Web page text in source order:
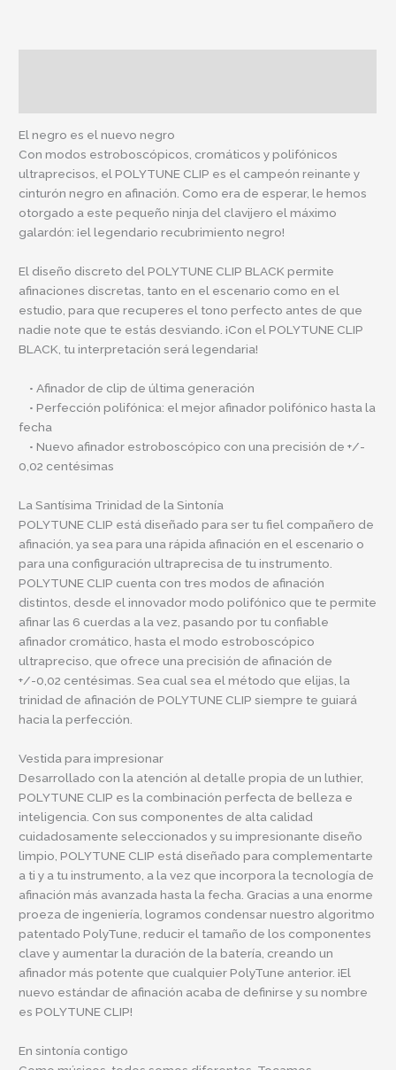
El negro es el nuevo negro
Con modos estroboscópicos, cromáticos y polifónicos
ultraprecisos, el POLYTUNE CLIP es el campeón reinante y
cinturón negro en afinación. Como era de esperar, le hemos
otorgado a este pequeño ninja del clavijero el máximo
galardón: ¡el legendario recubrimiento negro!
El diseño discreto del POLYTUNE CLIP BLACK permite
afinaciones discretas, tanto en el escenario como en el
estudio, para que recuperes el tono perfecto antes de que
nadie note que te estás desviando. ¡Con el POLYTUNE CLIP
BLACK, tu interpretación será legendaria!
• Afinador de clip de última generación
• Perfección polifónica: el mejor afinador polifónico hasta la
fecha
• Nuevo afinador estroboscópico con una precisión de +/-
0,02 centésimas
La Santísima Trinidad de la Sintonía
POLYTUNE CLIP está diseñado para ser tu fiel compañero de
afinación, ya sea para una rápida afinación en el escenario o
para una configuración ultraprecisa de tu instrumento.
POLYTUNE CLIP cuenta con tres modos de afinación
distintos, desde el innovador modo polifónico que te permite
afinar las 6 cuerdas a la vez, pasando por tu confiable
afinador cromático, hasta el modo estroboscópico
ultrapreciso, que ofrece una precisión de afinación de
+/-0,02 centésimas. Sea cual sea el método que elijas, la
trinidad de afinación de POLYTUNE CLIP siempre te guiará
hacia la perfección.
Vestida para impresionar
Desarrollado con la atención al detalle propia de un luthier,
POLYTUNE CLIP es la combinación perfecta de belleza e
inteligencia. Con sus componentes de alta calidad
cuidadosamente seleccionados y su impresionante diseño
limpio, POLYTUNE CLIP está diseñado para complementarte
a ti y a tu instrumento, a la vez que incorpora la tecnología de
afinación más avanzada hasta la fecha. Gracias a una enorme
proeza de ingeniería, logramos condensar nuestro algoritmo
patentado PolyTune, reducir el tamaño de los componentes
clave y aumentar la duración de la batería, creando un
afinador más potente que cualquier PolyTune anterior. ¡El
nuevo estándar de afinación acaba de definirse y su nombre
es POLYTUNE CLIP!
En sintonía contigo